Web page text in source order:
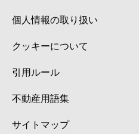
個人情報の取り扱い
クッキーについて
引用ルール
不動産用語集
サイトマップ